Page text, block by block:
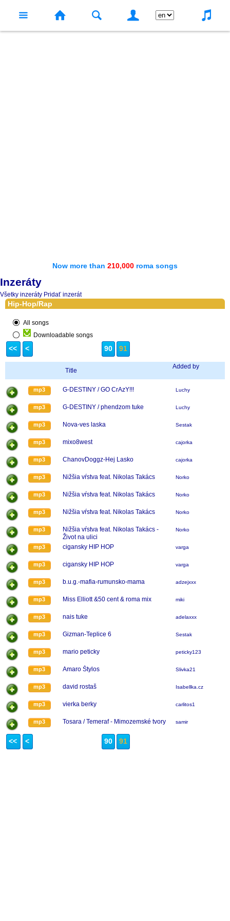
Now more than 210,000 roma songs
Inzeráty
Všetky inzeráty Pridať inzerát
Hip-Hop/Rap
All songs
Downloadable songs
<< < 90 91
Title
Added by
mp3 G-DESTINY / GO CrAzY!!! Luchy
mp3 G-DESTINY / phendzom tuke Luchy
mp3 Nova-ves laska Sestak
mp3 mixo8west cajorka
mp3 ChanovDoggz-Hej Lasko cajorka
mp3 Nižšia vŕstva feat. Nikolas Takács Norko
mp3 Nižšia vŕstva feat. Nikolas Takács Norko
mp3 Nižšia vŕstva feat. Nikolas Takács Norko
mp3
Nižšia vŕstva feat. Nikolas Takács -
Život na ulici
Norko
mp3 cigansky HIP HOP varga
mp3 cigansky HIP HOP varga
mp3 b.u.g.-mafia-rumunsko-mama adzejxxx
mp3 Miss Elliott &50 cent & roma mix miki
mp3 nais tuke adelaxxx
mp3 Gizman-Teplice 6 Sestak
mp3 mario peticky peticky123
mp3 Amaro Štylos Slivka21
mp3 david rostaš Isabellka.cz
mp3 vierka berky carlitos1
mp3 Tosara / Temeraf - Mimozemské tvory samir
<< < 90 91